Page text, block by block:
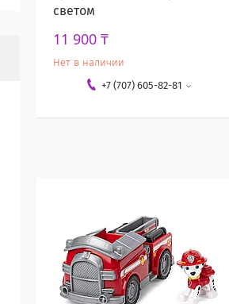
светом
11 900 ₸
Нет в наличии
+7 (707) 605-82-81